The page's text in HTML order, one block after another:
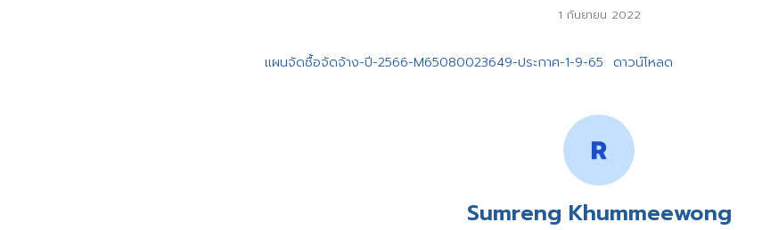
1 กันยายน 2022
แผนจัดซื้อจัดจ้าง-ปี-2566-M65080023649-ประกาศ-1-9-65 ดาวน์โหลด
Sumreng Khummeewong